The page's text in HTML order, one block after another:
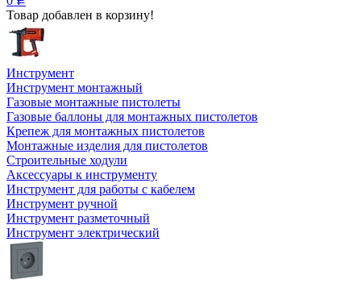
Товар добавлен в корзину!
Инструмент
Инструмент монтажный
Газовые монтажные пистолеты
Газовые баллоны для монтажных пистолетов
Крепеж для монтажных пистолетов
Монтажные изделия для пистолетов
Строительные ходули
Аксессуары к инструменту
Инструмент для работы с кабелем
Инструмент ручной
Инструмент разметочный
Инструмент электрический